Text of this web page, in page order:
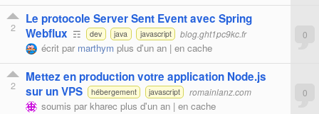
2
Le protocole Server Sent Event avec Spring
Webflux ☶ dev java javascript blog.ght1pc9kc.fr
écrit par marthym plus d'un an | en cache
0
2
Mettez en production votre application Node.js
sur un VPS
hébergement javascript romainlanz.com
soumis parkharec plus d'un an | en cache
0